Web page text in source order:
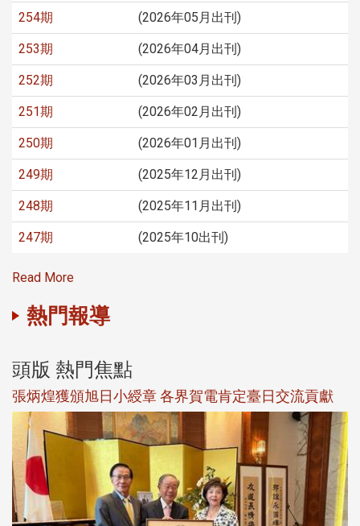
254期 (2026年05月出刊)
253期 (2026年04月出刊)
252期 (2026年03月出刊)
251期 (2026年02月出刊)
250期 (2026年01月出刊)
249期 (2025年12月出刊)
248期 (2025年11月出刊)
247期 (2025年10出刊)
Read More
熱門報導
頭版 熱門焦點
張炳煌獲頒旭日小綬章 各界賀電肯定臺日交流貢獻